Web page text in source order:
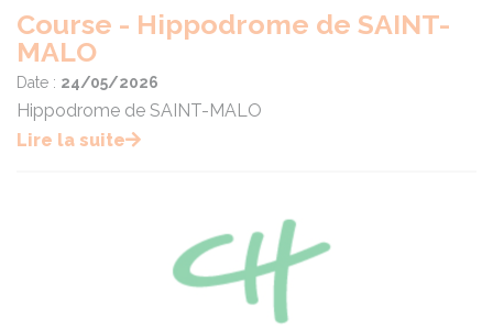
Course - Hippodrome de SAINT-
MALO
Date : 24/05/2026
Hippodrome de SAINT-MALO
Lire la suite